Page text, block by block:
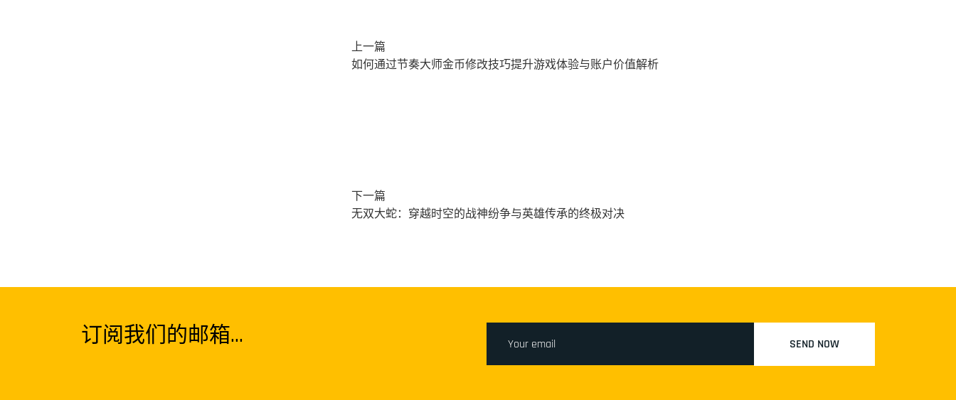
上一篇
如何通过节奏大师金币修改技巧提升游戏体验与账户价值解析
下一篇
无双大蛇：穿越时空的战神纷争与英雄传承的终极对决
订阅我们的邮箱... SEND NOW